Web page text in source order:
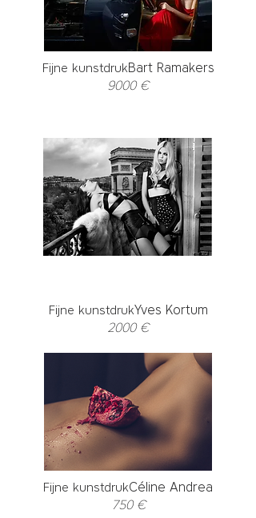
Fijne kunstdrukBart Ramakers
9000 €
Fijne kunstdrukYves Kortum
2000 €
Fijne kunstdrukCéline Andrea
750 €